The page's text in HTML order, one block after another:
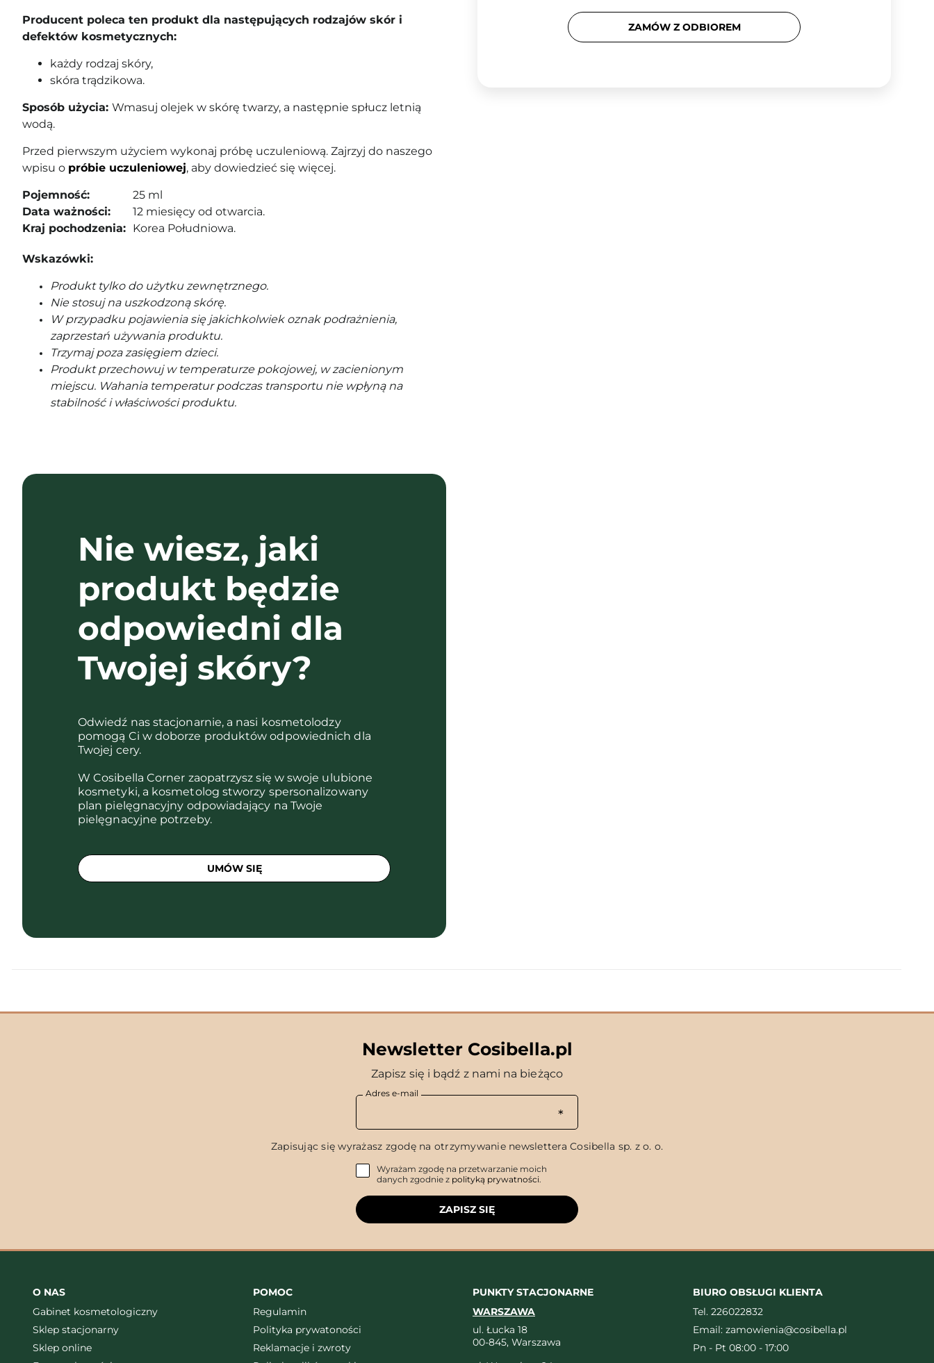
Producent poleca ten produkt dla następujących rodzajów skór i
defektów kosmetycznych:
każdy rodzaj skóry,
skóra trądzikowa.
Sposób użycia: Wmasuj olejek w skórę twarzy, a następnie spłucz letnią
wodą.
Przed pierwszym użyciem wykonaj próbę uczuleniową. Zajrzyj do naszego
wpisu o próbie uczuleniowej, aby dowiedzieć się więcej.
Pojemność:
25 ml
Data ważności:
12 miesięcy od otwarcia.
Kraj pochodzenia: Korea Południowa.
Wskazówki:
Produkt tylko do użytku zewnętrznego.
Nie stosuj na uszkodzoną skórę.
W przypadku pojawienia się jakichkolwiek oznak podrażnienia,
zaprzestań używania produktu.
Trzymaj poza zasięgiem dzieci.
Produkt przechowuj w temperaturze pokojowej, w zacienionym
miejscu. Wahania temperatur podczas transportu nie wpłyną na
stabilność i właściwości produktu.
Nie wiesz, jaki
produkt będzie
odpowiedni dla
Twojej skóry?
Odwiedź nas stacjonarnie, a nasi kosmetolodzy
pomogą Ci w doborze produktów odpowiednich dla
Twojej cery.
W Cosibella Corner zaopatrzysz się w swoje ulubione
kosmetyki, a kosmetolog stworzy spersonalizowany
plan pielęgnacyjny odpowiadający na Twoje
pielęgnacyjne potrzeby.
UMÓW SIĘ
ZAMÓW Z ODBIOREM
Newsletter Cosibella.pl
Zapisz się i bądź z nami na bieżąco
Adres e-mail
Zapisując się wyrażasz zgodę na otrzymywanie newslettera Cosibella sp. z o. o.
Wyrażam zgodę na przetwarzanie moich
danych zgodnie z polityką prywatności.
ZAPISZ SIĘ
O NAS
Gabinet kosmetologiczny
Sklep stacjonarny
Sklep online
POMOC
Regulamin
Polityka prywatoności
Reklamacje i zwroty
PUNKTY STACJONARNE
WARSZAWA
ul. Łucka 18
00-845, Warszawa
BIURO OBSŁUGI KLIENTA
Tel. 226022832
Email: zamowienia@cosibella.pl
Pn - Pt 08:00 - 17:00